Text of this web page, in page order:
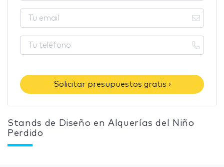
Solicitar presupuestos gratis ›
Stands de Diseño en Alquerías del Niño
Perdido